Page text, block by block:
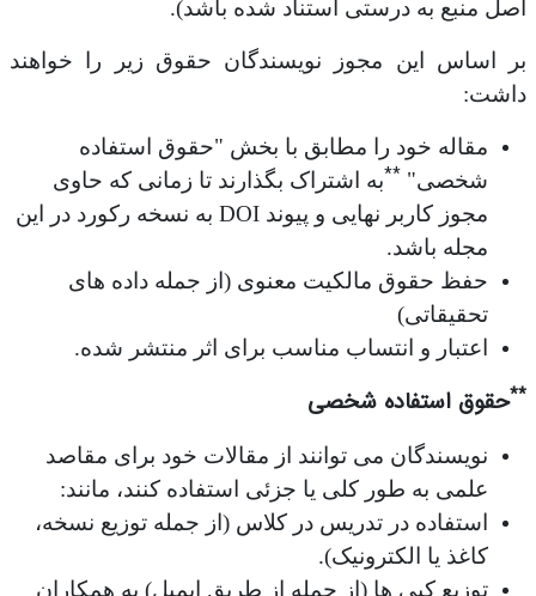
اصل منبع به درستی استناد شده باشد).
بر اساس این مجوز نویسندگان حقوق زیر را خواهند
داشت:
مقاله خود را مطابق با بخش "حقوق استفاده
شخصی" **به اشتراک بگذارند تا زمانی که حاوی
مجوز کاربر نهایی و پیوند DOI به نسخه رکورد در این
مجله باشد.
حفظ حقوق مالکیت معنوی (از جمله داده های
تحقیقاتی)
اعتبار و انتساب مناسب برای اثر منتشر شده.
**حقوق استفاده شخصی
نویسندگان می توانند از مقالات خود برای مقاصد
علمی به طور کلی یا جزئی استفاده کنند، مانند:
استفاده در تدریس در کلاس (از جمله توزیع نسخه،
کاغذ یا الکترونیک).
توزیع کپی ها (از جمله از طریق ایمیل) به همکاران